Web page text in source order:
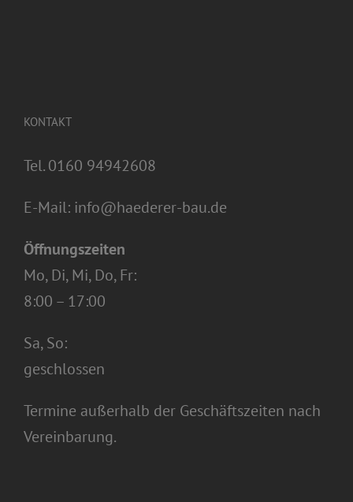
KONTAKT
Tel.0160 94942608
E-Mail: info@haederer-bau.de
Öffnungszeiten
Mo, Di, Mi, Do, Fr:
8:00 – 17:00
Sa, So:
geschlossen
Termine außerhalb der Geschäftszeiten nach
Vereinbarung.